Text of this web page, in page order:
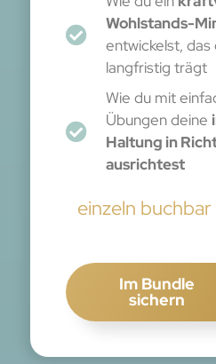
Wohlstands-
entwickelst, das
langfristig trägt
Wie du mit
Übungen deine
Haltung in
ausrichtest
einzeln
Im Bundle
sichern